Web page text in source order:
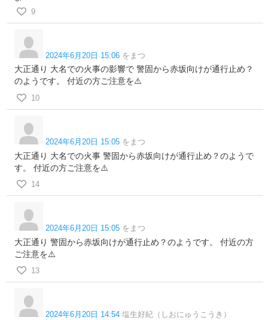
9
2024年6月20日 15:06 をまつ
大正通り 大名での火事の影響で 警固から赤坂向けが通行止め？
のようです。 付近の方ご注意を⚠️
10
2024年6月20日 15:05 をまつ
大正通り 大名での火事 警固から赤坂向けが通行止め？のようで
す。 付近の方ご注意を⚠️
14
2024年6月20日 15:05 をまつ
大正通り 警固から赤坂向けが通行止め？のようです。 付近の方
ご注意を⚠️
13
2024年6月20日 14:54 塩生好紀（しおにゅうこうき）